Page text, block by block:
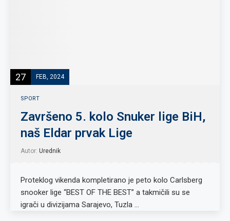
27 FEB, 2024
SPORT
Završeno 5. kolo Snuker lige BiH,
naš Eldar prvak Lige
Autor: Urednik
Proteklog vikenda kompletirano je peto kolo Carlsberg
snooker lige “BEST OF THE BEST” a takmičili su se
igrači u divizijama Sarajevo, Tuzla …